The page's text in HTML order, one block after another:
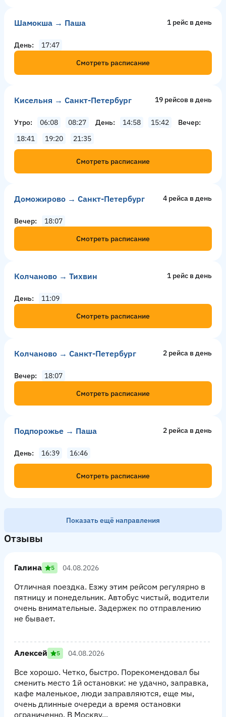
Шамокша → Паша 1 рейс в день
День
17:47
Смотреть расписание
Кисельня → Санкт-Петербург 19 рейсов в день
Утро 06:08 08:27 День 14:58 15:42
Вечер
18:41
19:20 21:35
Смотреть расписание
Доможирово → Санкт-Петербург 4 рейсa в день
Вечер
18:07
Смотреть расписание
Колчаново → Тихвин 1 рейс в день
День
11:09
Смотреть расписание
Колчаново → Санкт-Петербург 2 рейсa в день
Вечер
18:07
Смотреть расписание
Подпорожье → Паша 2 рейсa в день
День 16:39 16:46
Смотреть расписание
Показать ещё направления
Отзывы
Галина 5 04.08.2026
Отличная поездка. Езжу этим рейсом регулярно в
пятницу и понедельник. Автобус чистый, водители
очень внимательные. Задержек по отправлению
не бывает.
Алексей 5 04.08.2026
Все хорошо. Четко, быстро. Порекомендовал бы
сменить место 1й остановки: не удачно, заправка,
кафе маленькое, люди заправляются, еще мы,
очень длинные очереди а время остановки
ограниченно. В Москву...